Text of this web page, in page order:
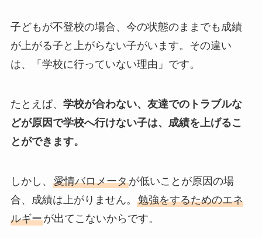
子どもが不登校の場合、今の状態のままでも成績
が上がる子と上がらない子がいます。その違い
は、「学校に行っていない理由」です。
たとえば、 学校が合わない、友達でのトラブルな
どが原因で学校へ行けない子は、成績を上げるこ
とができます。
しかし、 愛情バロメータが低いことが原因の場
合、成績は上がりません。 勉強をするためのエネ
ルギーが出てこないからです。